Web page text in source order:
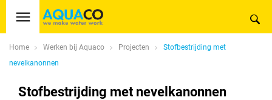
Home Werken bij Aquaco Projecten
Stofbestrijding met
nevelkanonnen
Stofbestrijding met nevelkanonnen